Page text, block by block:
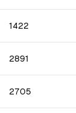
1422
2891
2705